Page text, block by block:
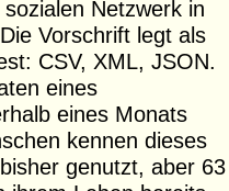
Netzwerk in
Vorschrift legt als
CSV, XML, JSON.
eines
eines Monats
kennen dieses
genutzt, aber 63